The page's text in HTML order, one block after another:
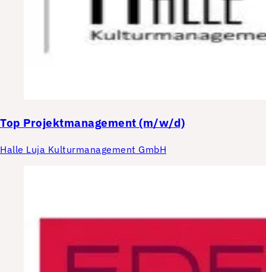
Top Projektmanagement (m/w/d)
Halle Luja Kulturmanagement GmbH